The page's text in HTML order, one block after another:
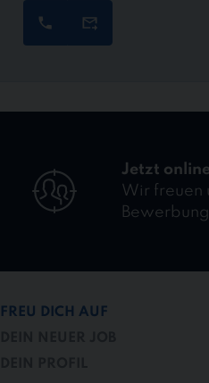
Jetzt
Wir freuen
FREU DICH AUF